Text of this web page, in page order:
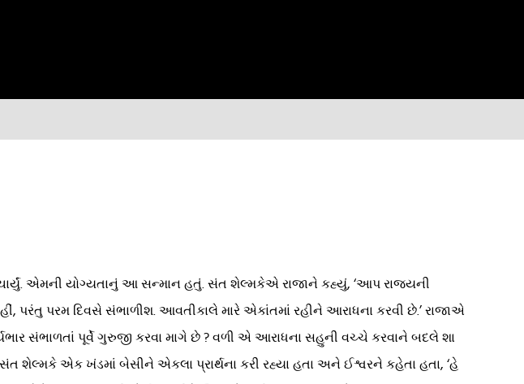
એમની યોગ્યતાનું આ સન્માન હતું. સંત શેલ્મકેએ રાજાને કહ્યું, ‘આપ રાજ્યની
પરંતુ પરમ દિવસે સંભાળીશ. આવતીકાલે મારે એકાંતમાં રહીને આરાધના કરવી છે.’ રાજાએ
સંભાળતાં પૂર્વે ગુરુજી કરવા માગે છે ? વળી એ આરાધના સહુની વચ્ચે કરવાને બદલે શા
શેલ્મકે એક ખંડમાં બેસીને એકલા પ્રાર્થના કરી રહ્યા હતા અને ઈશ્વરને કહેતા હતા, ‘હે